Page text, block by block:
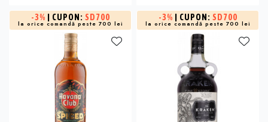
-3% | CUPON: SD700
la orice comandă peste 700 lei
-3% | CUPON: SD700
la orice comandă peste 700 lei